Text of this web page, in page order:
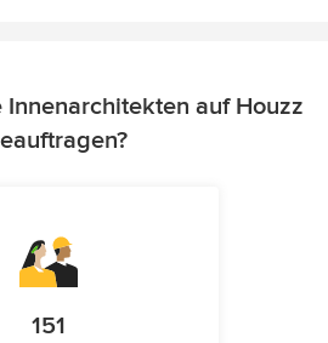
Innenarchitekten auf Houzz
151